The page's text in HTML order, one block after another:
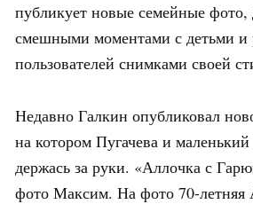
публикует новые семейные фото,
смешными моментами с детьми и
пользователей снимками своей
Недавно Галкин опубликовал
на котором Пугачева и
держась за руки. «Аллочка с
фото Максим. На фото 70-летняя